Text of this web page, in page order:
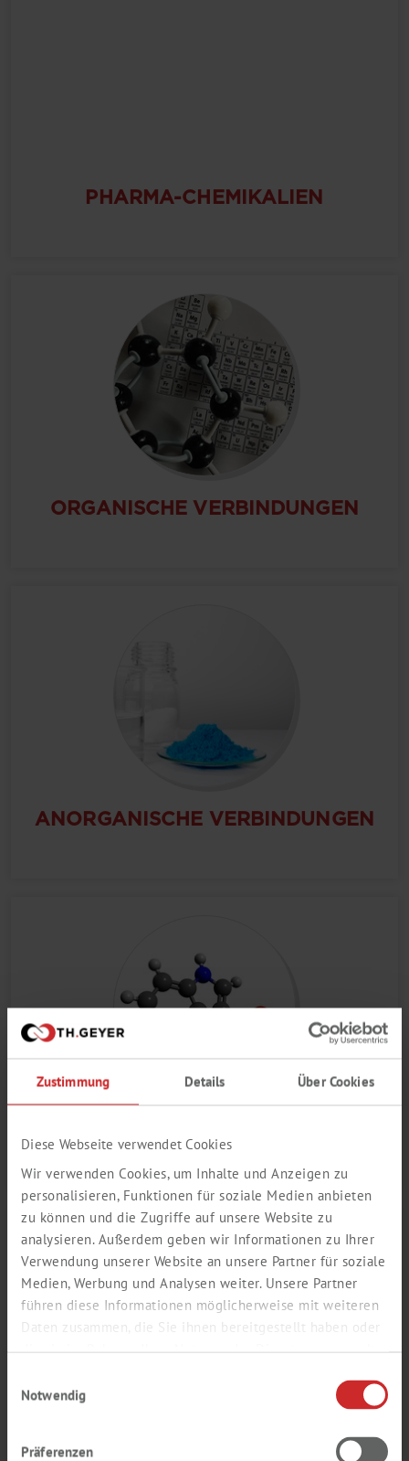
Zustimmung Details Über Cookies
Diese Webseite verwendet Cookies
Wir verwenden Cookies, um Inhalte und Anzeigen zu
personalisieren, Funktionen für soziale Medien anbieten
zu können und die Zugriffe auf unsere Website zu
analysieren. Außerdem geben wir Informationen zu Ihrer
Verwendung unserer Website an unsere Partner für soziale
Medien, Werbung und Analysen weiter. Unsere Partner
führen diese Informationen möglicherweise mit weiteren
Daten zusammen, die Sie ihnen bereitgestellt haben oder
die sie im Rahmen Ihrer Nutzung der Dienste gesammelt
Notwendig
Präferenzen
PHARMA-CHEMIKALIEN
ORGANISCHE VERBINDUNGEN
ANORGANISCHE VERBINDUNGEN
VERBINDUNGEN